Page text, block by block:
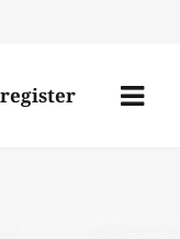
Menü